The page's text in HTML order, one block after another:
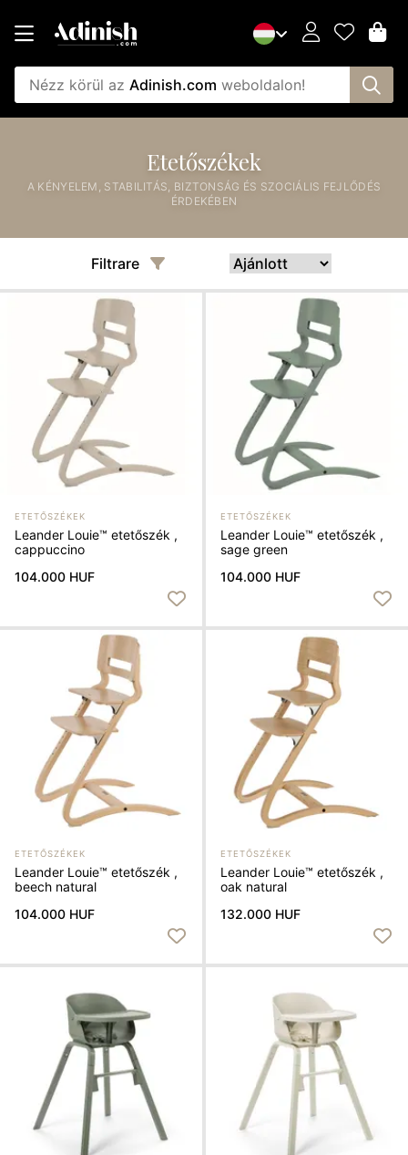
Nézz körül az Adinish.com weboldalon!
Etetőszékek
A KÉNYELEM, STABILITÁS, BIZTONSÁG ÉS SZOCIÁLIS FEJLŐDÉS
ÉRDEKÉBEN
Filtrare
ETETŐSZÉKEK
Leander Louie™ etetőszék ,
cappuccino
104.000 HUF
ETETŐSZÉKEK
Leander Louie™ etetőszék ,
sage green
104.000 HUF
ETETŐSZÉKEK
Leander Louie™ etetőszék ,
beech natural
104.000 HUF
ETETŐSZÉKEK
Leander Louie™ etetőszék ,
oak natural
132.000 HUF